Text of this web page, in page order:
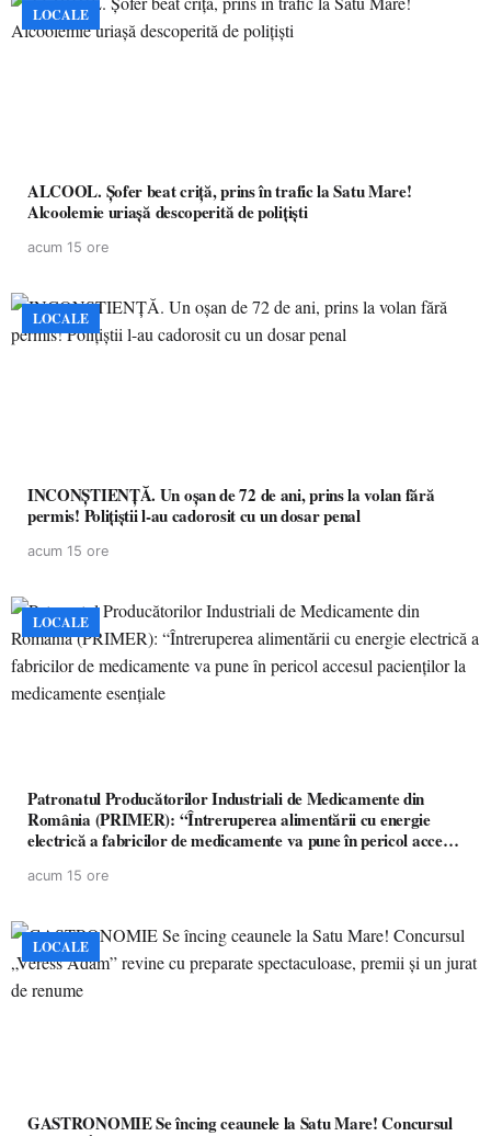
LOCALE
ALCOOL. Șofer beat criță, prins în trafic la Satu Mare!
Alcoolemie uriașă descoperită de polițiști
acum 15 ore
LOCALE
INCONȘTIENȚĂ. Un oșan de 72 de ani, prins la volan fără
permis! Polițiștii l-au cadorosit cu un dosar penal
acum 15 ore
LOCALE
Patronatul Producătorilor Industriali de Medicamente din
România (PRIMER): “Întreruperea alimentării cu energie
electrică a fabricilor de medicamente va pune în pericol accesul
acum 15 ore
LOCALE
GASTRONOMIE Se încing ceaunele la Satu Mare! Concursul